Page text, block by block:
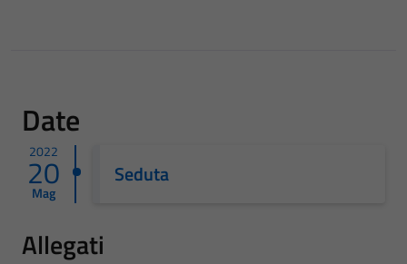
Date
2022
20
Mag
Seduta
Allegati